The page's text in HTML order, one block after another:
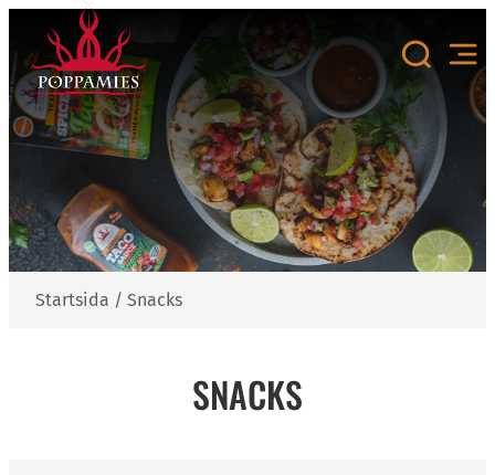
innehåll
Startsida / Snacks
SNACKS